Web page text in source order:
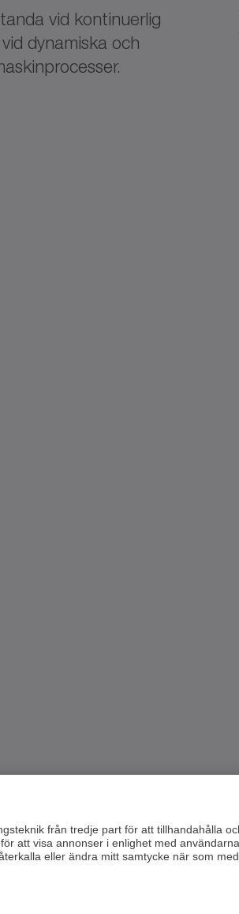
vid kontinuerlig
dynamiska och